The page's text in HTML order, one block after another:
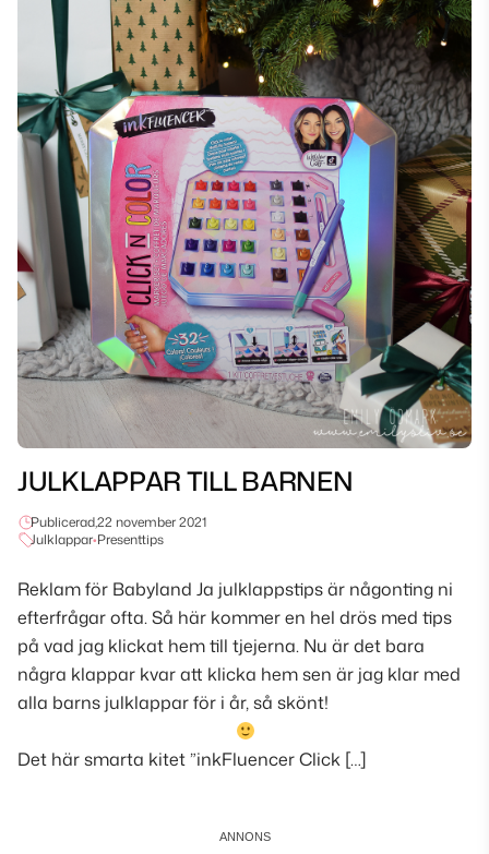
JULKLAPPAR TILL BARNEN
Publicerad,22 november 2021
Julklappar•Presenttips
Reklam för Babyland Ja julklappstips är någonting ni
efterfrågar ofta. Så här kommer en hel drös med tips
på vad jag klickat hem till tjejerna. Nu är det bara
några klappar kvar att klicka hem sen är jag klar med
alla barns julklappar för i år, så skönt!
Det här smarta kitet ”inkFluencer Click […]